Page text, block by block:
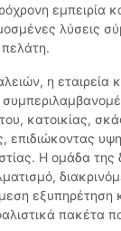
εμπειρία
λύσεις
η εταιρεία
κατοικίας,
επιδιώκοντας
Η ομάδα της
εξυπηρέτηση
πακέτα